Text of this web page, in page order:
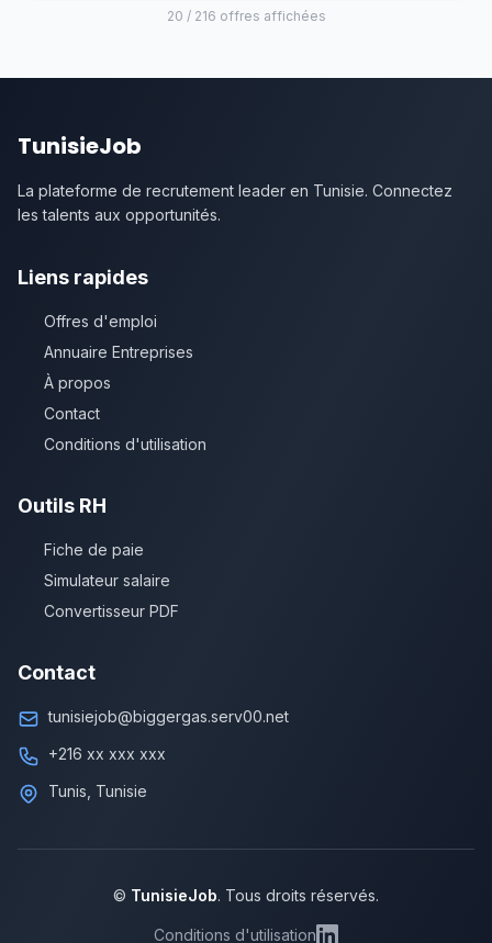
20 / 216 offres affichées
TunisieJob
La plateforme de recrutement leader en Tunisie. Connectez
les talents aux opportunités.
Liens rapides
Offres d'emploi
Annuaire Entreprises
À propos
Contact
Conditions d'utilisation
Outils RH
Fiche de paie
Simulateur salaire
Convertisseur PDF
Contact
tunisiejob@biggergas.serv00.net
+216 xx xxx xxx
Tunis, Tunisie
© TunisieJob. Tous droits réservés.
Conditions d'utilisation